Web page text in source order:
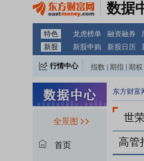
数据
特色 龙虎榜单 融资融券
新股
新股申购 新股日历
行情中心 指数 期指 期权
全景图
首页
东方财富
世
高管